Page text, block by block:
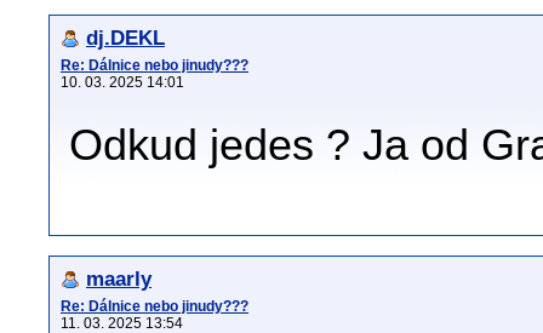
dj.DEKL
Re: Dálnice nebo jinudy???
10. 03. 2025 14:01
Odkud jedes ? Ja od
maarly
Re: Dálnice nebo jinudy???
11. 03. 2025 13:54